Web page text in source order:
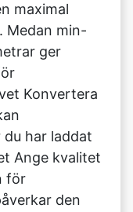
Konvertera
har laddat
Ange kvalitet
den
(i